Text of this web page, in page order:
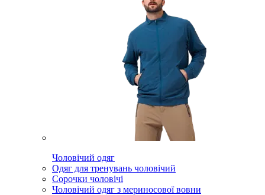
Чоловічий одяг
Одяг для тренувань чоловічий
Сорочки чоловічі
Чоловічий одяг з мериносової вовни